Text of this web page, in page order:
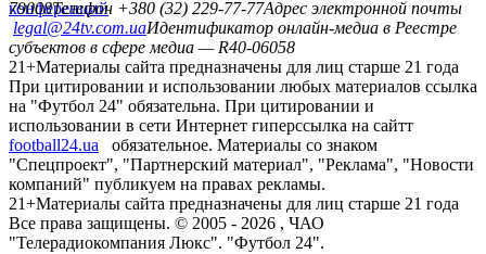
конференций
79008Телефон +380 (32) 229-77-77Адрес электронной почты
legal@24tv.com.uaИдентификатор онлайн-медиа в Реестре
субъектов в сфере медиа — R40-06058
21+Материалы сайта предназначены для лиц старше 21 года
При цитировании и использовании любых материалов ссылка
на "Футбол 24" обязательна. При цитировании и
использовании в сети Интернет гиперссылка на сайтт
football24.ua
обязательное. Материалы со знаком
"Спецпроект", "Партнерский материал", "Реклама", "Новости
компаний" публикуем на правах рекламы.
21+Материалы сайта предназначены для лиц старше 21 года
Все права защищены. © 2005 - 2026 , ЧАО
"Телерадиокомпания Люкс". "Футбол 24".